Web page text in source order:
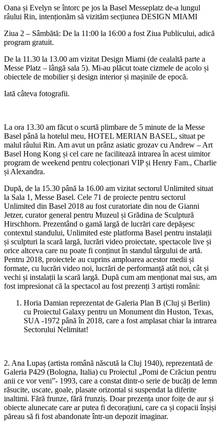
Oana și Evelyn se întorc pe jos la Basel Messeplatz de-a lungul
râului Rin, intenționăm să vizităm secțiunea DESIGN MIAMI
Ziua 2 – Sâmbătă: De la 11:00 la 16:00 a fost Ziua Publicului, adică
program gratuit.
De la 11.30 la 13.00 am vizitat Design Miami (de cealaltă parte a
Messe Platz – lângă sala 5). Mi-au plăcut toate cizmele de acolo și
obiectele de mobilier și design interior și mașinile de epocă.
Iată câteva fotografii.
La ora 13.30 am făcut o scurtă plimbare de 5 minute de la Messe
Basel până la hotelul meu, HOTEL MERIAN BASEL, situat pe
malul râului Rin. Am avut un prânz asiatic grozav cu Andrew – Art
Basel Hong Kong și cel care ne facilitează intrarea în acest uimitor
program de weekend pentru colecționari VIP și Henry Fam., Charlie
și Alexandra.
După, de la 15.30 până la 16.00 am vizitat sectorul Unlimited situat
la Sala 1, Messe Basel. Cele 71 de proiecte pentru sectorul
Unlimited din Basel 2018 au fost curatoriate din nou de Gianni
Jetzer, curator general pentru Muzeul și Grădina de Sculptură
Hirschhorn. Prezentând o gamă largă de lucrări care depășesc
contextul standului, Unlimited este platforma Basel pentru instalații
și sculpturi la scară largă, lucrări video proiectate, spectacole live și
orice altceva care nu poate fi conținut în standul târgului de artă.
Pentru 2018, proiectele au cuprins amploarea acestor medii și
formate, cu lucrări video noi, lucrări de performanță atât noi, cât și
vechi și instalații la scară largă. După cum am menționat mai sus, am
fost impresionat că la spectacol au fost prezenți 3 artiști români:
Horia Damian reprezentat de Galeria Plan B (Cluj și Berlin)
cu Proiectul Galaxy pentru un Monument din Huston, Texas,
SUA -1972 până în 2018, care a fost amplasat chiar la intrarea
Sectorului Nelimitat!
2. Ana Lupaș (artista română născută la Cluj 1940), reprezentată de
Galeria P429 (Bologna, Italia) cu Proiectul „Pomi de Crăciun pentru
anii ce vor veni”- 1993, care a constat dintr-o serie de bucăți de lemn
răsucite, uscate, goale, plasate orizontal si suspendat la diferite
inaltimi. Fără frunze, fără frunziș. Doar prezența unor foițe de aur și
obiecte alunecate care ar putea fi decorațiuni, care ca și copacii înșiși
păreau să fi fost abandonate într-un depozit imaginar.